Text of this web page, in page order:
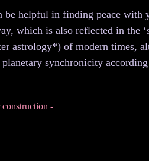
be helpful in finding peace
which is also reflected in the
astrology*) of modern times,
synchronicity
-